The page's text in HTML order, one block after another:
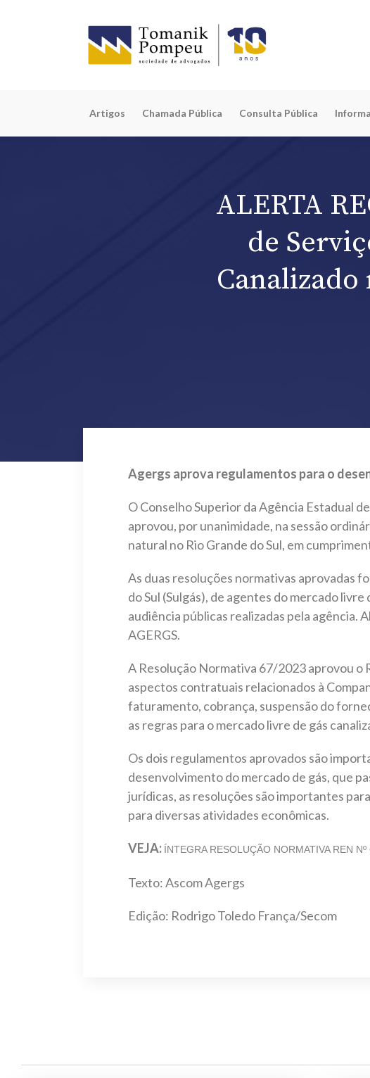
Artigos Chamada Pública Consulta Pública
ALERTA
de
Agergs aprova regulamentos para o
O Conselho Superior da Agência Estadual
aprovou, por unanimidade, na sessão
natural no Rio Grande do Sul, em
As duas resoluções normativas aprovadas
do Sul (Sulgás), de agentes do mercado
audiência públicas realizadas pela agência.
AGERGS.
A Resolução Normativa 67/2023 aprovou o
aspectos contratuais relacionados à
faturamento, cobrança, suspensão do
as regras para o mercado livre de gás
Os dois regulamentos aprovados são
desenvolvimento do mercado de gás, que
jurídicas, as resoluções são importantes
para diversas atividades econômicas.
VEJA: ÍNTEGRA RESOLUÇÃO NORMATIVA REN
Texto: Ascom Agergs
Edição: Rodrigo Toledo França/Secom